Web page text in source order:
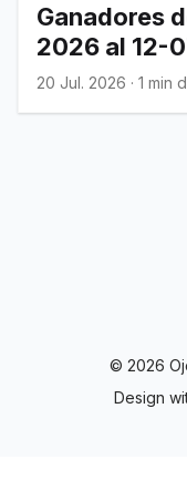
Ganadores
2026 al 12-
20 Jul. 2026 · 1 min
© 2026
Design